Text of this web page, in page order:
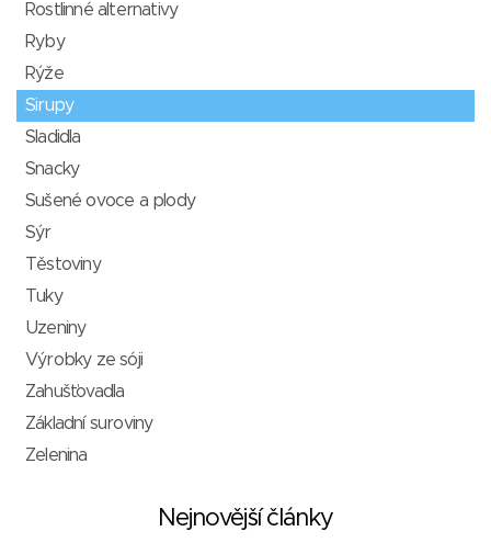
Rostlinné alternativy
Ryby
Rýže
Sirupy
Sladidla
Snacky
Sušené ovoce a plody
Sýr
Těstoviny
Tuky
Uzeniny
Výrobky ze sóji
Zahušťovadla
Základní suroviny
Zelenina
Nejnovější články